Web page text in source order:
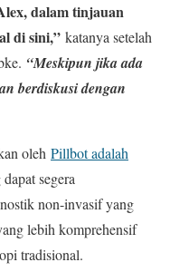
dalam tinjauan
di sini,” katanya setelah
“Meskipun jika ada
berdiskusi dengan
oleh Pillbot adalah
segera
non-invasif yang
lebih komprehensif
tradisional.